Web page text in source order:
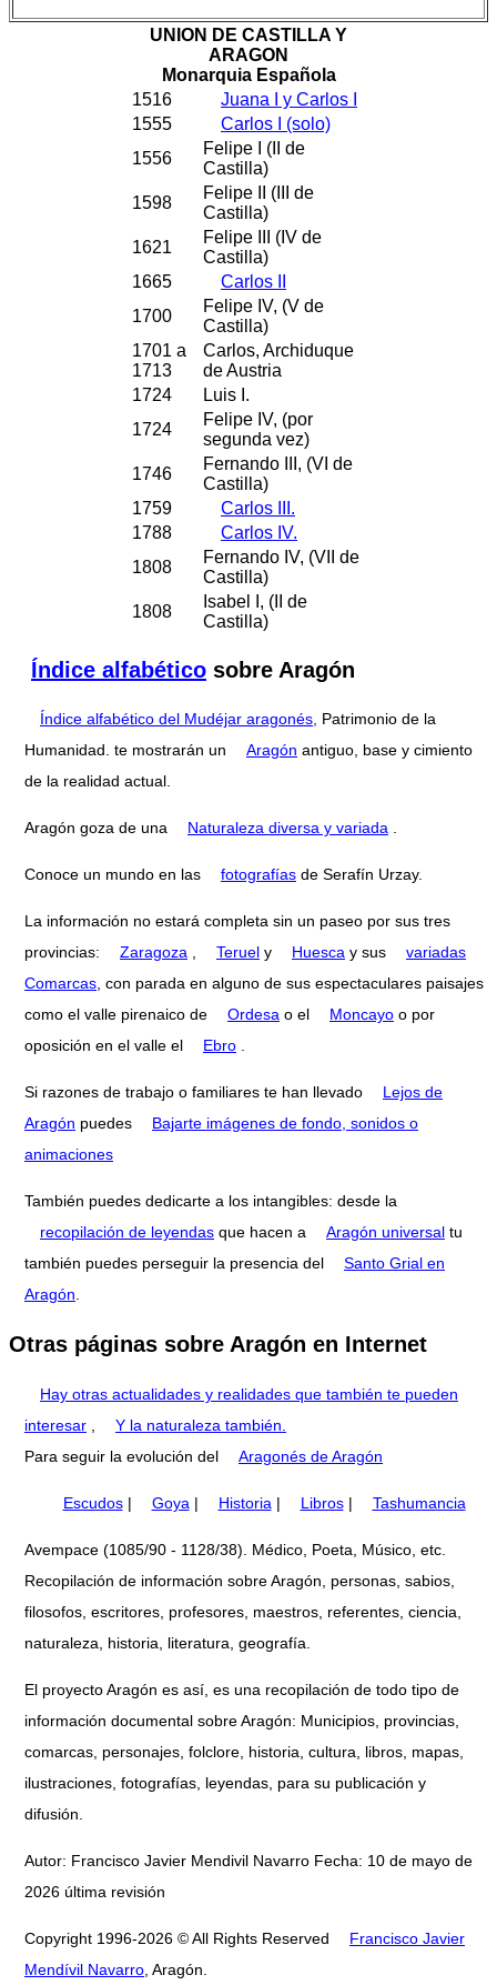
UNION DE CASTILLA Y
ARAGON
Monarquia Española
1516
Juana I y Carlos I
1555
Carlos I (solo)
1556
Felipe I (II de
Castilla)
1598
Felipe II (III de
Castilla)
1621
Felipe III (IV de
Castilla)
1665
Carlos II
1700
Felipe IV, (V de
Castilla)
1701 a
1713
Carlos, Archiduque
de Austria
1724
Luis I.
1724
Felipe IV, (por
segunda vez)
1746
Fernando III, (VI de
Castilla)
1759
Carlos III.
1788
Carlos IV.
1808
Fernando IV, (VII de
Castilla)
1808
Isabel I, (II de
Castilla)
Índice alfabético sobre Aragón
Índice alfabético del Mudéjar aragonés, Patrimonio de la
Humanidad. te mostrarán un
Aragón antiguo, base y cimiento
de la realidad actual.
Aragón goza de una Naturaleza diversa y variada .
Conoce un mundo en las fotografías de Serafín Urzay.
La información no estará completa sin un paseo por sus tres
provincias:
Zaragoza , Teruel y Huesca y sus
variadas
Comarcas, con parada en alguno de sus espectaculares paisajes
como el valle pirenaico de
Ordesa o el Moncayo o por
oposición en el valle el
Ebro .
Si razones de trabajo o familiares te han llevado
Lejos de
Aragón puedes
Bajarte imágenes de fondo, sonidos o
animaciones
También puedes dedicarte a los intangibles: desde la
recopilación de leyendas que hacen a Aragón universal tu
también puedes perseguir la presencia del
Santo Grial en
Aragón.
Otras páginas sobre Aragón en Internet
Hay otras actualidades y realidades que también te pueden
interesar
Y la naturaleza también.
Para seguir la evolución del
Aragonés de Aragón
Escudos| Goya | Historia | Libros| Tashumancia
Avempace (1085/90 - 1128/38). Médico, Poeta, Músico, etc.
Recopilación de información sobre Aragón, personas, sabios,
filosofos, escritores, profesores, maestros, referentes, ciencia,
naturaleza, historia, literatura, geografía.
El proyecto Aragón es así, es una recopilación de todo tipo de
información documental sobre Aragón: Municipios, provincias,
comarcas, personajes, folclore, historia, cultura, libros, mapas,
ilustraciones, fotografías, leyendas, para su publicación y
difusión.
Autor: Francisco Javier Mendivil Navarro Fecha: 10 de mayo de
2026 última revisión
Copyright 1996-2026 © All Rights Reserved
Francisco Javier
Mendívil Navarro , Aragón.